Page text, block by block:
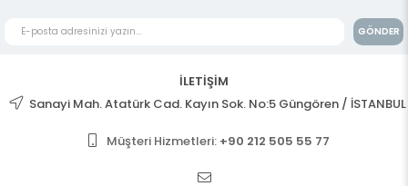
GÖNDER
İLETİŞİM
Sanayi Mah. Atatürk Cad. Kayın Sok. No:5 Güngören / İSTANBUL
Müşteri Hizmetleri: +90 212 505 55 77